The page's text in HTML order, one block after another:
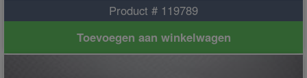
Product # 119789
Toevoegen aan winkelwagen